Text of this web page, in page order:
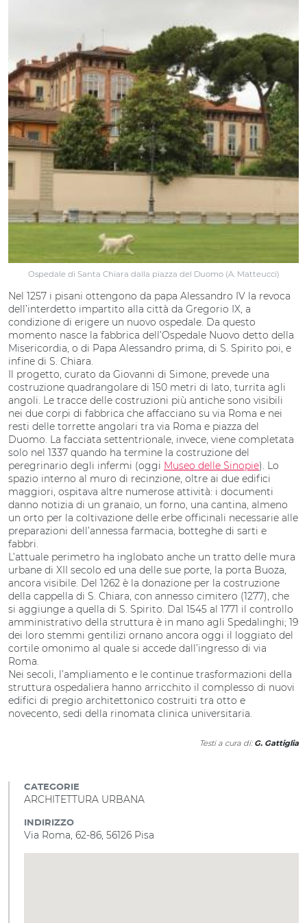
Ospedale di Santa Chiara dalla piazza del Duomo (A. Matteucci)
Nel 1257 i pisani ottengono da papa Alessandro IV la revoca
dell’interdetto impartito alla città da Gregorio IX, a
condizione di erigere un nuovo ospedale. Da questo
momento nasce la fabbrica dell’Ospedale Nuovo detto della
Misericordia, o di Papa Alessandro prima, di S. Spirito poi, e
infine di S. Chiara.
Il progetto, curato da Giovanni di Simone, prevede una
costruzione quadrangolare di 150 metri di lato, turrita agli
angoli. Le tracce delle costruzioni più antiche sono visibili
nei due corpi di fabbrica che affacciano su via Roma e nei
resti delle torrette angolari tra via Roma e piazza del
Duomo. La facciata settentrionale, invece, viene completata
solo nel 1337 quando ha termine la costruzione del
peregrinario degli infermi (oggi Museo delle Sinopie). Lo
spazio interno al muro di recinzione, oltre ai due edifici
maggiori, ospitava altre numerose attività: i documenti
danno notizia di un granaio, un forno, una cantina, almeno
un orto per la coltivazione delle erbe officinali necessarie alle
preparazioni dell’annessa farmacia, botteghe di sarti e
fabbri.
L’attuale perimetro ha inglobato anche un tratto delle mura
urbane di XII secolo ed una delle sue porte, la porta Buoza,
ancora visibile. Del 1262 è la donazione per la costruzione
della cappella di S. Chiara, con annesso cimitero (1277), che
si aggiunge a quella di S. Spirito. Dal 1545 al 1771 il controllo
amministrativo della struttura è in mano agli Spedalinghi; 19
dei loro stemmi gentilizi ornano ancora oggi il loggiato del
cortile omonimo al quale si accede dall’ingresso di via
Roma.
Nei secoli, l’ampliamento e le continue trasformazioni della
struttura ospedaliera hanno arricchito il complesso di nuovi
edifici di pregio architettonico costruiti tra otto e
novecento, sedi della rinomata clinica universitaria.
Testi a cura di: G. Gattiglia
CATEGORIE
ARCHITETTURA URBANA
INDIRIZZO
Via Roma, 62-86, 56126 Pisa